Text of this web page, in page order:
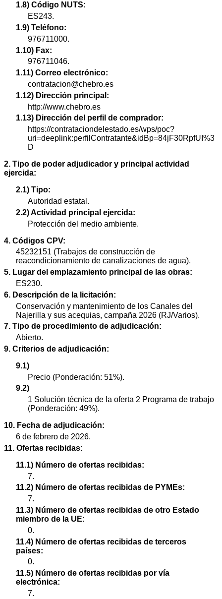
1.8) Código NUTS:
ES243.
1.9) Teléfono:
976711000.
1.10) Fax:
976711046.
1.11) Correo electrónico:
contratacion@chebro.es
1.12) Dirección principal:
http://www.chebro.es
1.13) Dirección del perfil de comprador:
https://contrataciondelestado.es/wps/poc?
uri=deeplink:perfilContratante&idBp=84jF30RpfUI%3
D
2. Tipo de poder adjudicador y principal actividad
ejercida:
2.1) Tipo:
Autoridad estatal.
2.2) Actividad principal ejercida:
Protección del medio ambiente.
4. Códigos CPV:
45232151 (Trabajos de construcción de
reacondicionamiento de canalizaciones de agua).
5. Lugar del emplazamiento principal de las obras:
ES230.
6. Descripción de la licitación:
Conservación y mantenimiento de los Canales del
Najerilla y sus acequias, campaña 2026 (RJ/Varios).
7. Tipo de procedimiento de adjudicación:
Abierto.
9. Criterios de adjudicación:
9.1)
Precio (Ponderación: 51%).
9.2)
1 Solución técnica de la oferta 2 Programa de trabajo
(Ponderación: 49%).
10. Fecha de adjudicación:
6 de febrero de 2026.
11. Ofertas recibidas:
11.1) Número de ofertas recibidas:
7.
11.2) Número de ofertas recibidas de PYMEs:
7.
11.3) Número de ofertas recibidas de otro Estado
miembro de la UE:
0.
11.4) Número de ofertas recibidas de terceros
países:
0.
11.5) Número de ofertas recibidas por vía
electrónica:
7.